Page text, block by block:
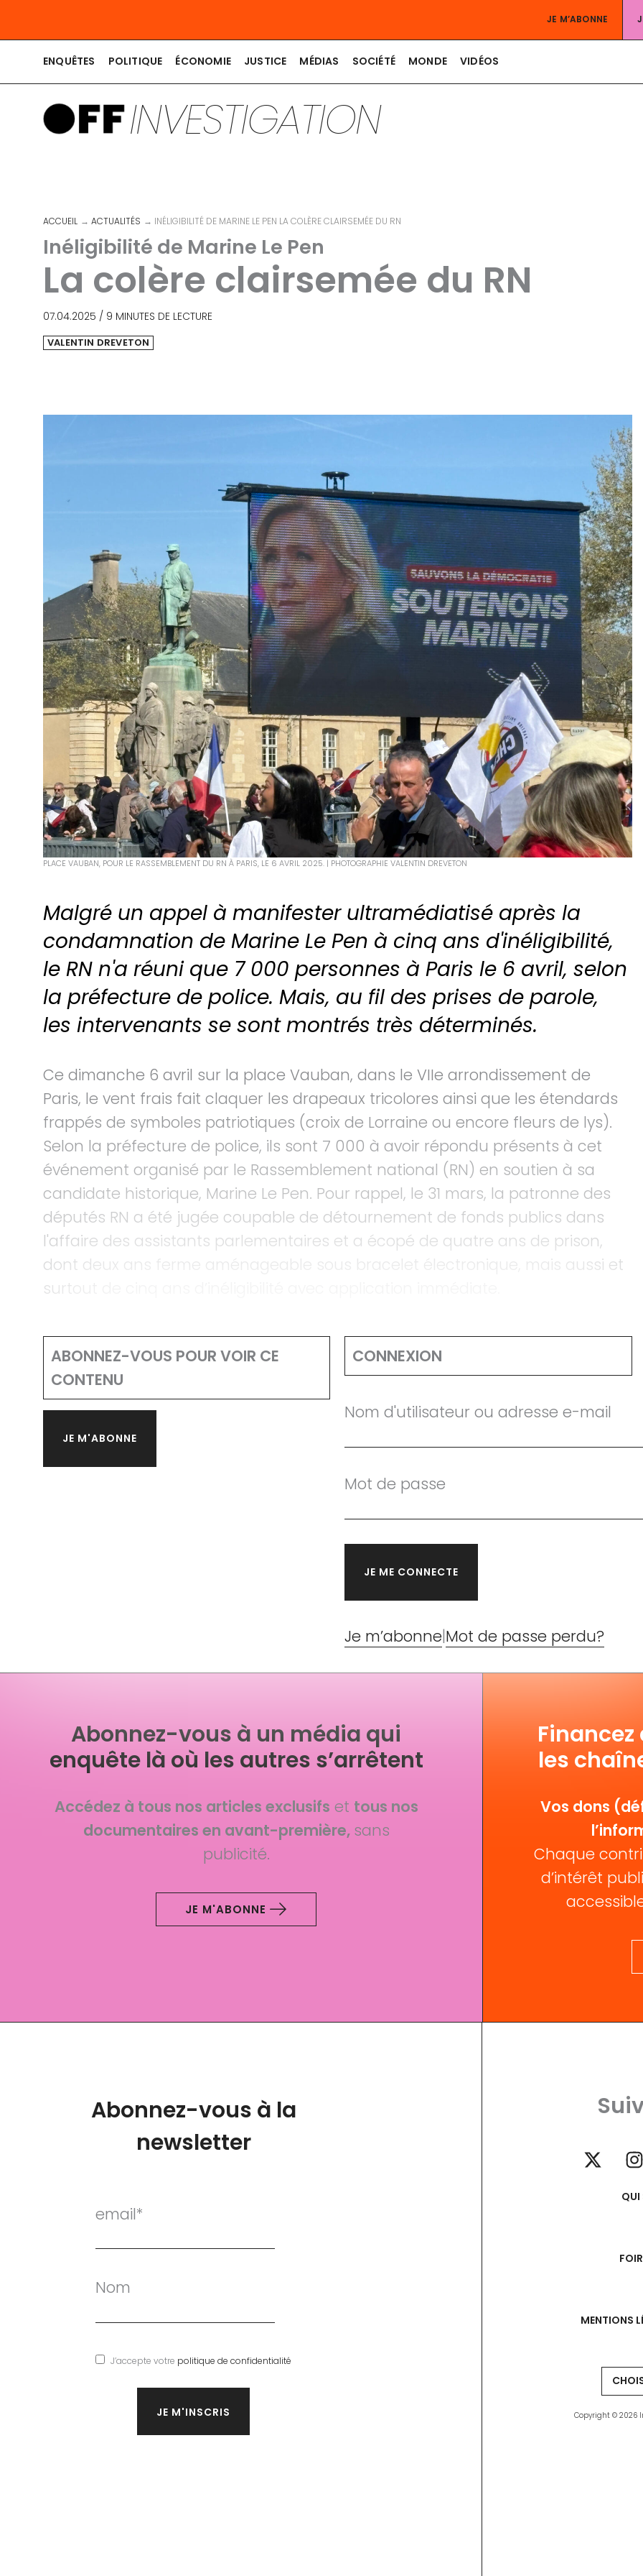
au
contenu
JE M’ABONNE
ENQUÊTES POLITIQUE ÉCONOMIE JUSTICE MÉDIAS SOCIÉTÉ MONDE VIDÉOS
INVESTIGATION
ACCUEIL ACTUALITÉS INÉLIGIBILITÉ DE MARINE LE PEN LA COLÈRE CLAIRSEMÉE DU RN
Inéligibilité de Marine Le Pen
La colère clairsemée du RN
07.04.2025 / 9 MINUTES DE LECTURE
VALENTIN DREVETON
PLACE VAUBAN, POUR LE RASSEMBLEMENT DU RN À PARIS, LE 6 AVRIL 2025. | PHOTOGRAPHIE VALENTIN DREVETON
Malgré un appel à manifester ultramédiatisé après la
condamnation de Marine Le Pen à cinq ans d'inéligibilité,
le RN n'a réuni que 7 000 personnes à Paris le 6 avril, selon
la préfecture de police. Mais, au fil des prises de parole,
les intervenants se sont montrés très déterminés.
Ce dimanche 6 avril sur la place Vauban, dans le VIIe arrondissement de
Paris, le vent frais fait claquer les drapeaux tricolores ainsi que les étendards
frappés de symboles patriotiques (croix de Lorraine ou encore fleurs de lys).
Selon la préfecture de police, ils sont 7 000 à avoir répondu présents à cet
événement organisé par le Rassemblement national (RN) en soutien à sa
candidate historique, Marine Le Pen. Pour rappel, le 31 mars, la patronne des
députés RN a été jugée coupable de détournement de fonds publics dans
l'affaire des assistants parlementaires et a écopé de quatre ans de prison,
dont deux ans ferme aménageable sous bracelet électronique, mais aussi et
surtout de cinq ans d’inéligibilité avec application immédiate.
ABONNEZ-VOUS POUR VOIR CE
CONTENU
JE M'ABONNE
CONNEXION
Nom d'utilisateur ou adresse e-mail
Mot de passe
Je m’abonne|Mot de passe perdu?
Abonnez-vous à un média qui
enquête là où les autres s’arrêtent
Accédez à tous nos articles exclusifs et tous nos
documentaires en avant-première, sans
publicité.
JE M'ABONNE
les
Vos dons
Chaque
d’intérêt
Abonnez-vous à la
newsletter
email*
Nom
J’accepte votre politique de confidentialité
QUI
MENTIONS
Copyright © 2026